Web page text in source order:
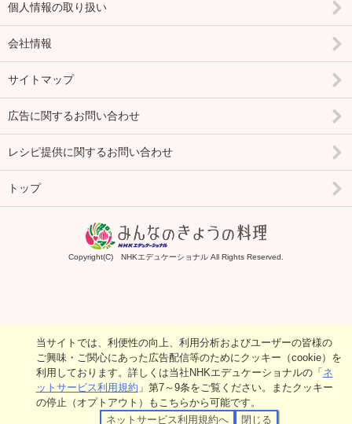
個人情報の取り扱い
会社情報
サイトマップ
広告に関するお問い合わせ
レシピ提供に関するお問い合わせ
トップ
Copyright(C) NHKエデュケーショナル All Rights Reserved.
当サイトでは、利便性の向上、利用分析およびユーザーの皆様の
ご興味・ご関心にあった広告配信等のためにクッキー（cookie）を
利用しております。詳しくは当社NHKエデュケーショナルの「ネ
ットサービス利用規約 」第7～9条をご覧ください。またクッキー
の停止（オプトアウト）もこちらから可能です。
ネットサービス利用規約へ
閉じる